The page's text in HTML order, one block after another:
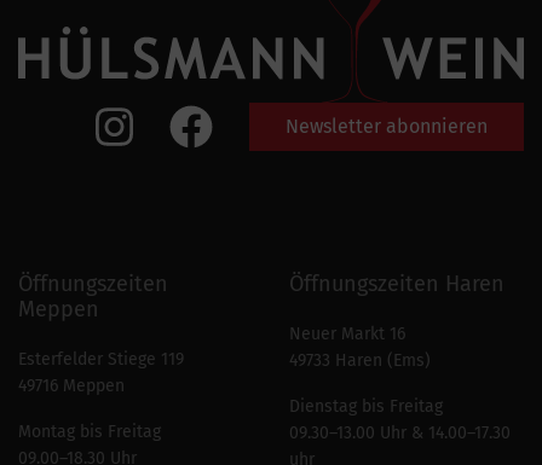
Newsletter abonnieren
Öffnungszeiten
Meppen
Esterfelder Stiege 119
49716 Meppen
Montag bis Freitag
09.00–18.30 Uhr
Öffnungszeiten Haren
Neuer Markt 16
49733 Haren (Ems)
Dienstag bis Freitag
09.30–13.00 Uhr & 14.00–17.30
uhr